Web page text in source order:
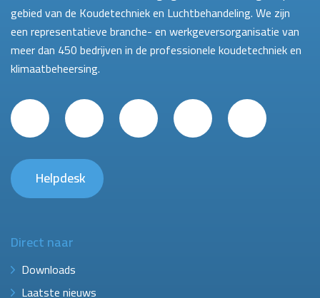
gebied van de Koudetechniek en Luchtbehandeling. We zijn
een representatieve branche- en werkgeversorganisatie van
meer dan 450 bedrijven in de professionele koudetechniek en
klimaatbeheersing.
Helpdesk
Direct naar
Downloads
Laatste nieuws